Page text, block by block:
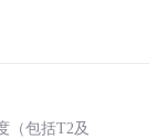
（包括T2及